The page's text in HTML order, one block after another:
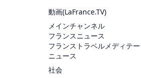
動画(LaFrance.TV)
メインチャンネル
フランスニュース
フランストラベルメディテ
ニュース
社会